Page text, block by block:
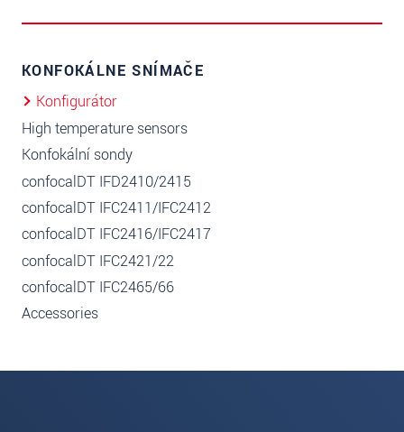
KONFOKÁLNE SNÍMAČE
Konfigurátor
High temperature sensors
Konfokální sondy
confocalDT IFD2410/2415
confocalDT IFC2411/IFC2412
confocalDT IFC2416/IFC2417
confocalDT IFC2421/22
confocalDT IFC2465/66
Accessories